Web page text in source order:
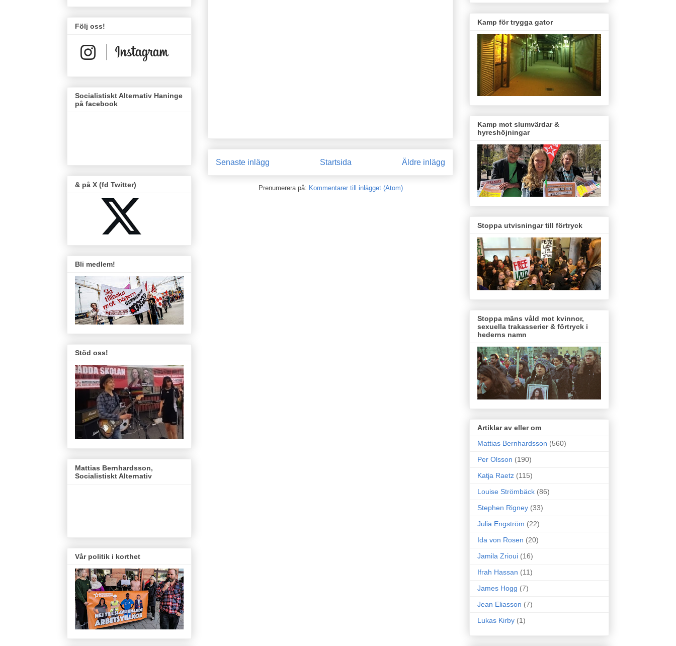
Senaste inlägg Äldre inlägg
Startsida
Prenumerera på: Kommentarer till inlägget (Atom)
Följ oss!
Socialistiskt Alternativ Haninge
på facebook
& på X (fd Twitter)
Bli medlem!
Stöd oss!
Mattias Bernhardsson,
Socialistiskt Alternativ
Vår politik i korthet
Kamp för trygga gator
Kamp mot slumvärdar &
hyreshöjningar
Stoppa utvisningar till förtryck
Stoppa mäns våld mot kvinnor,
sexuella trakasserier & förtryck i
hederns namn
Artiklar av eller om
Mattias Bernhardsson (560)
Per Olsson (190)
Katja Raetz (115)
Louise Strömbäck (86)
Stephen Rigney (33)
Julia Engström (22)
Ida von Rosen (20)
Jamila Zrioui (16)
Ifrah Hassan (11)
James Hogg (7)
Jean Eliasson (7)
Lukas Kirby (1)